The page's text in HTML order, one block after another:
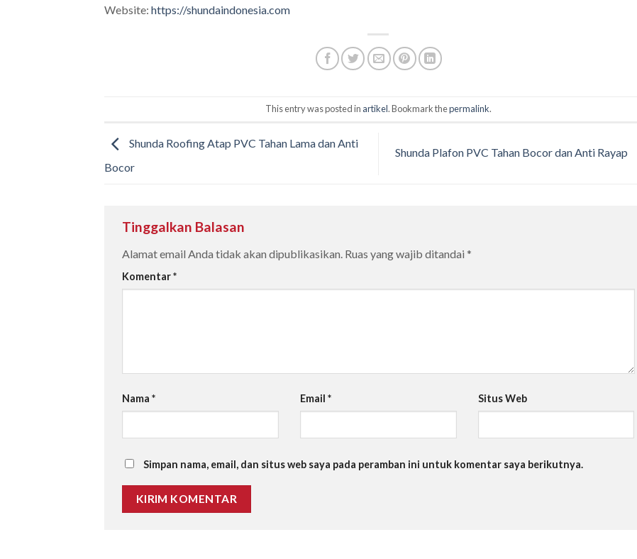
Website: https://shundaindonesia.com
This entry was posted in artikel. Bookmark thepermalink.
Shunda Roofing Atap PVC Tahan Lama dan Anti
Bocor
Shunda Plafon PVC Tahan Bocor dan Anti Rayap
Tinggalkan Balasan
Alamat email Anda tidak akan dipublikasikan. Ruas yang wajib ditandai *
Komentar*
Nama * Email * Situs Web
Simpan nama, email, dan situs web saya pada peramban ini untuk komentar saya berikutnya.